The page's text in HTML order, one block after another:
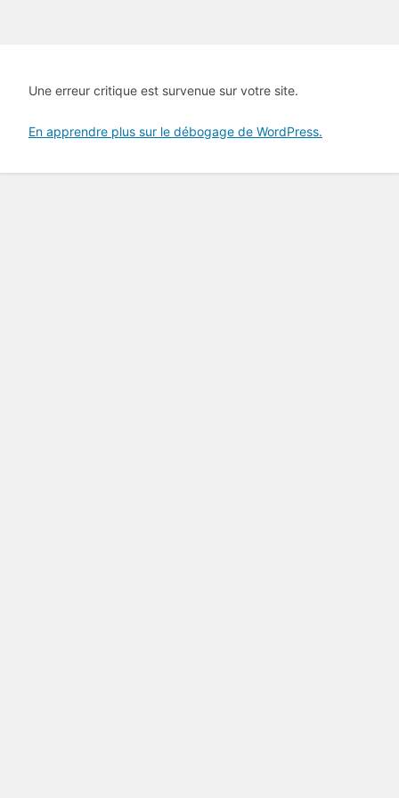
Une erreur critique est survenue sur votre site.
En apprendre plus sur le débogage de WordPress.